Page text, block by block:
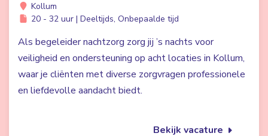
Kollum
20 - 32 uur | Deeltijds, Onbepaalde tijd
Als begeleider nachtzorg zorg jij ’s nachts voor
veiligheid en ondersteuning op acht locaties in Kollum,
waar je cliënten met diverse zorgvragen professionele
en liefdevolle aandacht biedt.
Bekijk vacature